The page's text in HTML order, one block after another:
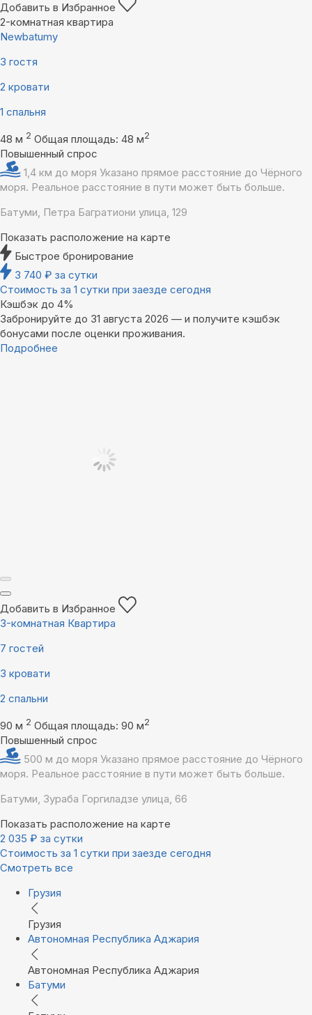
Добавить в Избранное
2-комнатная квартира
Newbatumy
3 гостя
2 кровати
1 спальня
48 м 2 Общая площадь: 48 м2
Повышенный спрос
1,4 км до моря Указано прямое расстояние до Чёрного
моря. Реальное расстояние в пути может быть больше.
Батуми, Петра Багратиони улица, 129
Показать расположение на карте
Быстрое бронирование
3 740 ₽ за сутки
Стоимость за 1 сутки при заезде сегодня
Кэшбэк до 4%
Забронируйте до 31 августа 2026 — и получите кэшбэк
бонусами после оценки проживания.
Подробнее
Добавить в Избранное
3-комнатная Квартира
7 гостей
3 кровати
2 спальни
90 м 2 Общая площадь: 90 м2
Повышенный спрос
500 м до моря Указано прямое расстояние до Чёрного
моря. Реальное расстояние в пути может быть больше.
Батуми, Зураба Горгиладзе улица, 66
Показать расположение на карте
2 035 ₽ за сутки
Стоимость за 1 сутки при заезде сегодня
Смотреть все
Грузия
Грузия
Автономная Республика Аджария
Автономная Республика Аджария
Батуми